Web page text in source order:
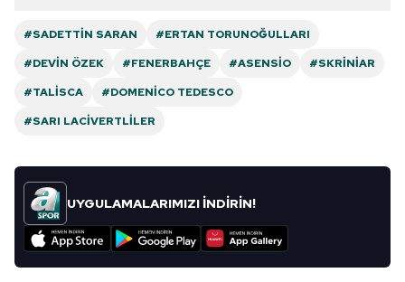
#SADETTIN SARAN
#ERTAN TORUNOĞULLARI
#DEVIN ÖZEK
#FENERBAHÇE #ASENSIO
#SKRINIAR
#TALISCA
#DOMENICO TEDESCO
#SARI LACIVERTLILER
UYGULAMALARIMIZI İNDİRİN!